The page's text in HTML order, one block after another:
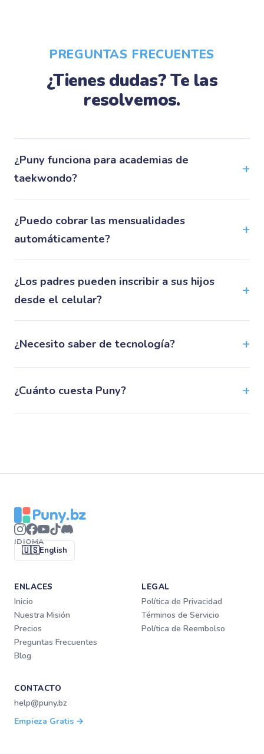
PREGUNTAS FRECUENTES
¿Tienes dudas? Te las
resolvemos.
¿Puny funciona para academias de
taekwondo?
¿Puedo cobrar las mensualidades
automáticamente?
¿Los padres pueden inscribir a sus hijos
desde el celular?
¿Necesito saber de tecnología?
¿Cuánto cuesta Puny?
IDIOMA
🇺🇸English
ENLACES
Inicio
Nuestra Misión
Precios
Preguntas Frecuentes
Blog
LEGAL
Política de Privacidad
Términos de Servicio
Política de Reembolso
CONTACTO
help@puny.bz
Empieza Gratis →